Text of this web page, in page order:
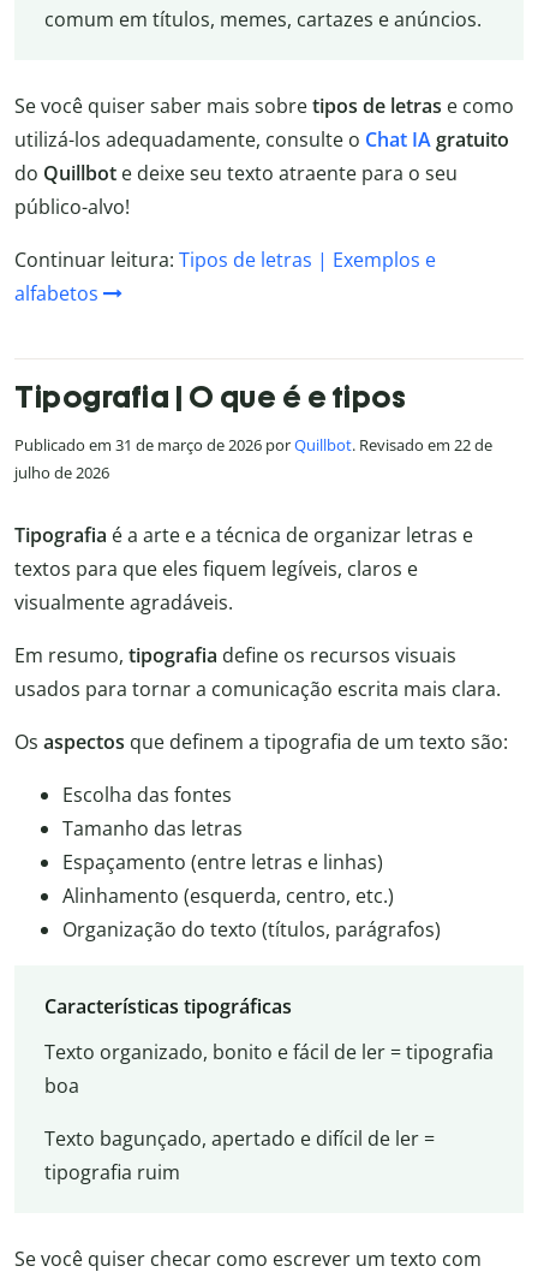
comum em títulos, memes, cartazes e anúncios.
Se você quiser saber mais sobretipos de letras e como
utilizá-los adequadamente, consulte o Chat IAgratuito
do Quillbot e deixe seu texto atraente para o seu
público-alvo!
Continuar leitura: Tipos de letras | Exemplos e
alfabetos
Tipografia | O que é e tipos
Publicado em 31 de março de 2026 porQuillbot. Revisado em 22 de
julho de 2026
Tipografia é a arte e a técnica de organizar letras e
textos para que eles fiquem legíveis, claros e
visualmente agradáveis.
Em resumo, tipografia define os recursos visuais
usados para tornar a comunicação escrita mais clara.
Os aspectos que definem a tipografia de um texto são:
Escolha das fontes
Tamanho das letras
Espaçamento (entre letras e linhas)
Alinhamento (esquerda, centro, etc.)
Organização do texto (títulos, parágrafos)
Características tipográficas
Texto organizado, bonito e fácil de ler = tipografia
boa
Texto bagunçado, apertado e difícil de ler =
tipografia ruim
Se você quiser checar como escrever um texto com